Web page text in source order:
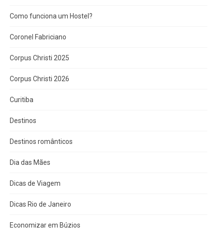
Como funciona um Hostel?
Coronel Fabriciano
Corpus Christi 2025
Corpus Christi 2026
Curitiba
Destinos
Destinos românticos
Dia das Mães
Dicas de Viagem
Dicas Rio de Janeiro
Economizar em Búzios